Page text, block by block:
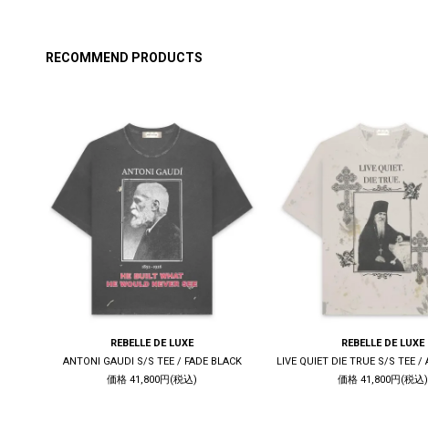
RECOMMEND PRODUCTS
REBELLE DE LUXE
ANTONI GAUDI S/S TEE / FADE BLACK
価格 41,800円(税込)
REBELLE DE LUXE
価格 41,800円(税込)